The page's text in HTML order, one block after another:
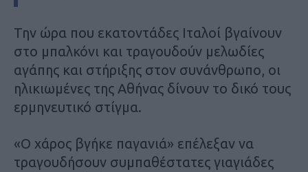
Την ώρα που εκατοντάδες Ιταλοί βγαίνουν
στο μπαλκόνι και τραγουδούν μελωδίες
αγάπης και στήριξης στον συνάνθρωπο, οι
ηλικιωμένες της Αθήνας δίνουν το δικό τους
ερμηνευτικό στίγμα.
«Ο χάρος βγήκε παγανιά» επέλεξαν να
τραγουδήσουν συμπαθέστατες γιαγιάδες